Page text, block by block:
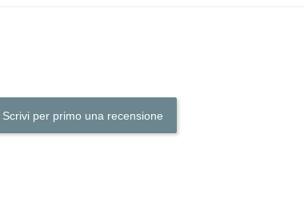
Scrivi per primo una recensione